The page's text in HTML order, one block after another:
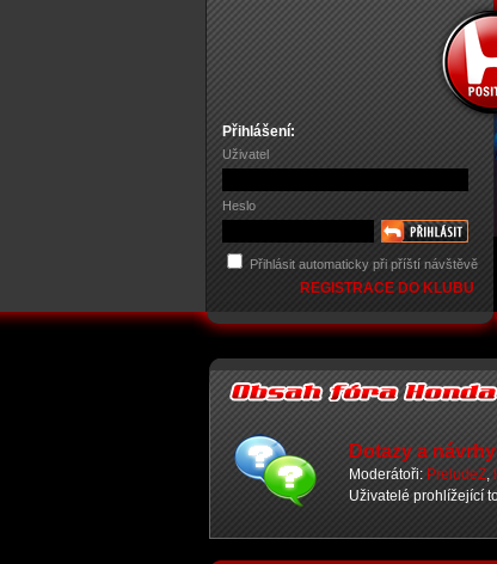
Přihlášení:
Uživatel
Heslo
Přihlásit automaticky při příští návštěvě
REGISTRACE DO KLUBU
Dotazy a
Moderátoři: PreludeZ,
Uživatelé prohlížející